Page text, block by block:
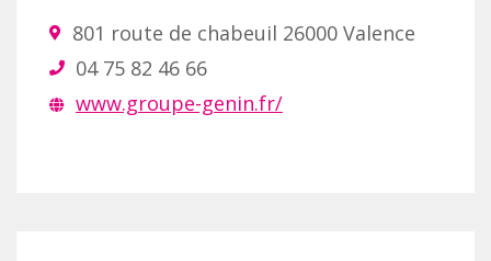
801 route de chabeuil 26000 Valence
04 75 82 46 66
www.groupe-genin.fr/